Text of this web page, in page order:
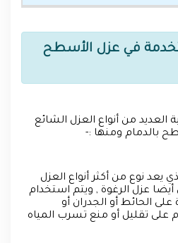
في عزل الأسطح
العديد من أنواع العزل الشائع
بالدمام ومنها :-
يعد نوع من أكثر أنواع العزل
عزل الرغوة , ويتم استخدام
الحائط أو الجدران أو
على تقليل أو منع تسرب المياه